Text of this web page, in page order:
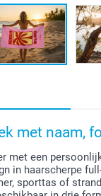
met naam,
met een
in haarscherpe
sporttas of